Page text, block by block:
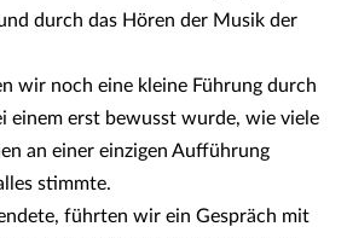
durch das Hören der Musik der
wir noch eine kleine Führung durch
einem erst bewusst wurde, wie viele
an einer einzigen Aufführung
stimmte.
führten wir ein Gespräch mit